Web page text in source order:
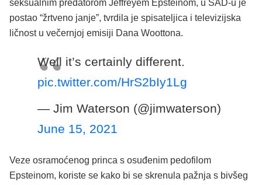
seksualnim predatorom Jeffreyem Epsteinom, u SAD-u je
postao “žrtveno janje”, tvrdila je spisateljica i televizijska
ličnost u večernjoj emisiji Dana Woottona.
Well it’s certainly different.
pic.twitter.com/HrS2bIy1Lg
— Jim Waterson (@jimwaterson)
June 15, 2021
Veze osramoćenog princa s osuđenim pedofilom
Epsteinom, koriste se kako bi se skrenula pažnja s bivšeg